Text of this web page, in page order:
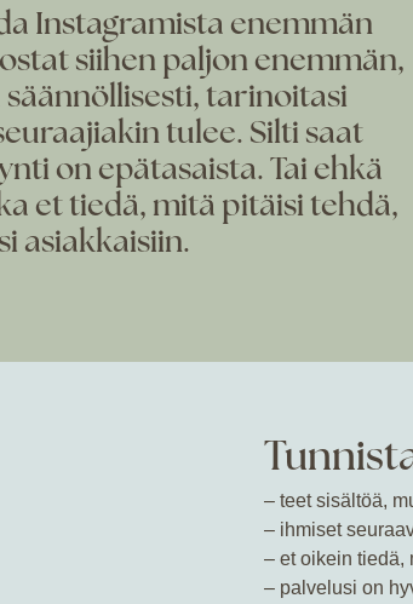
Instagramista enemmän
siihen paljon enemmän,
tarinoitasi
tulee. Silti saat
on epätasaista. Tai ehkä
et tiedä, mitä pitäisi tehdä,
asiakkaisiin.
– teet sisältöä,
– ihmiset
– et oikein tiedä,
– palvelusi on